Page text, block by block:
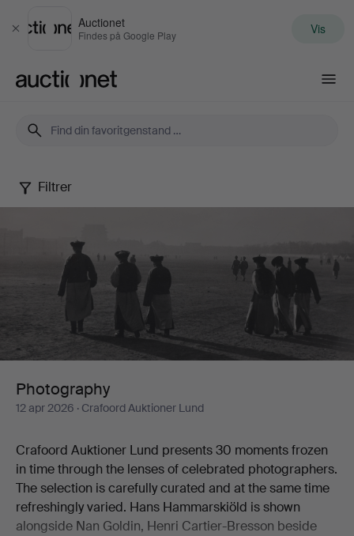
Luk
Auctionet
Findes på Google Play Vis
Photography
Filtrer
Photography
12 apr 2026 · Crafoord Auktioner Lund
Crafoord Auktioner Lund presents 30 moments frozen
in time through the lenses of celebrated photographers.
The selection is carefully curated and at the same time
refreshingly varied. Hans Hammarskiöld is shown
alongside Nan Goldin, Henri Cartier-Bresson beside